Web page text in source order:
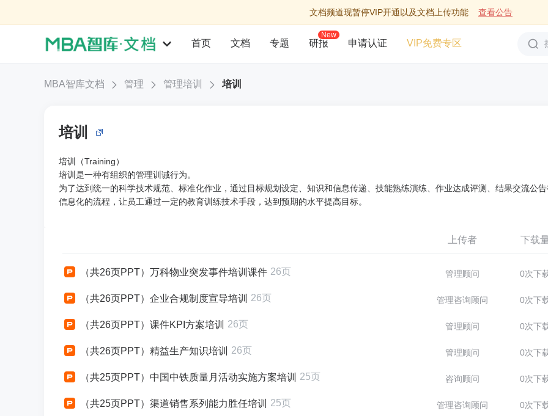
文档频道现暂停VIP开通以及文档上传功能 查看公告
首页 文档 专题 研报
New
申请认证 VIP免费专区
MBA智库文档 管理 管理培训 培训
培训
培训（Training）
培训是一种有组织的管理训诫行为。
为了达到统一的科学技术规范、标准化作业，通过目标规划设定、知识和信息传递、技能熟练演练、作业达成评测、结果交流公
信息化的流程，让员工通过一定的教育训练技术手段，达到预期的水平提高目标。
上传者 下载
（共26页PPT）万科物业突发事件培训课件 26页 管理顾问 0次下
（共26页PPT）企业合规制度宣导培训 26页 管理咨询顾问 0次下
（共26页PPT）课件KPI方案培训 26页 管理顾问 0次下
（共26页PPT）精益生产知识培训 26页 管理顾问 0次下
（共25页PPT）中国中铁质量月活动实施方案培训 25页 咨询顾问 0次下
（共25页PPT）渠道销售系列能力胜任培训 25页 管理咨询顾问 0次下